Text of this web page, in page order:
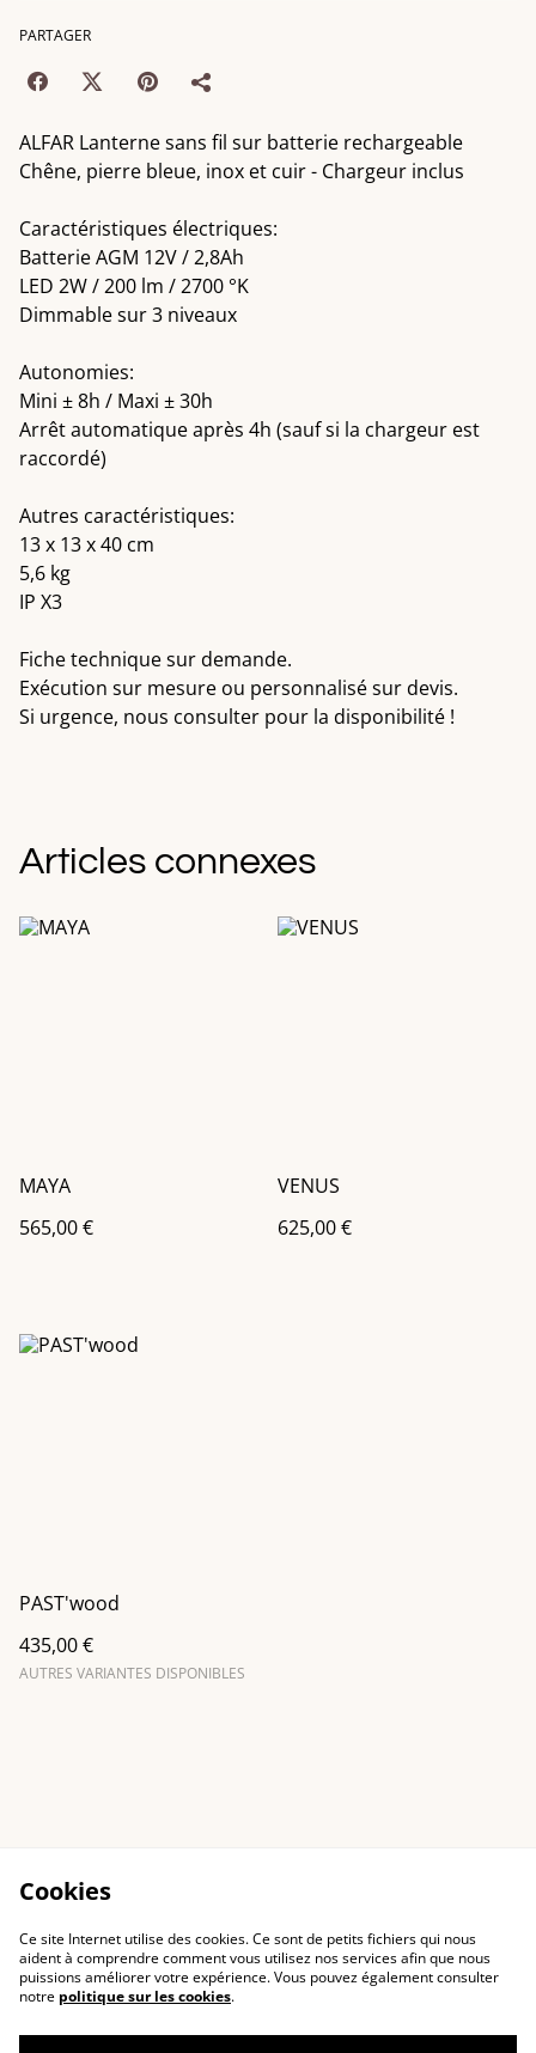
PARTAGER
ALFAR Lanterne sans fil sur batterie rechargeable
Chêne, pierre bleue, inox et cuir - Chargeur inclus
Caractéristiques électriques:
Batterie AGM 12V / 2,8Ah
LED 2W / 200 lm / 2700 °K
Dimmable sur 3 niveaux
Autonomies:
Mini ± 8h / Maxi ± 30h
Arrêt automatique après 4h (sauf si la chargeur est
raccordé)
Autres caractéristiques:
13 x 13 x 40 cm
5,6 kg
IP X3
Fiche technique sur demande.
Exécution sur mesure ou personnalisé sur devis.
Si urgence, nous consulter pour la disponibilité !
Articles connexes
MAYA
565,00 €
VENUS
625,00 €
PAST'wood
435,00 €
AUTRES VARIANTES DISPONIBLES
Contact Us Legal Terms
Cookies
Ce site Internet utilise des cookies. Ce sont de petits fichiers qui nous
aident à comprendre comment vous utilisez nos services afin que nous
puissions améliorer votre expérience. Vous pouvez également consulter
notre politique sur les cookies.